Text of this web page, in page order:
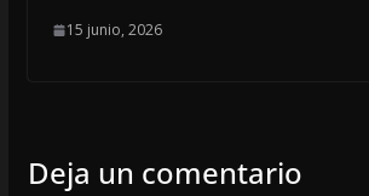
15 junio, 2026
Deja un comentario